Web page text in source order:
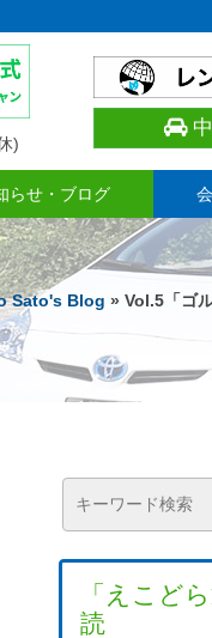
)
らせ・ブログ
Sato's Blog » Vol.5「ゴ
「えこど
読